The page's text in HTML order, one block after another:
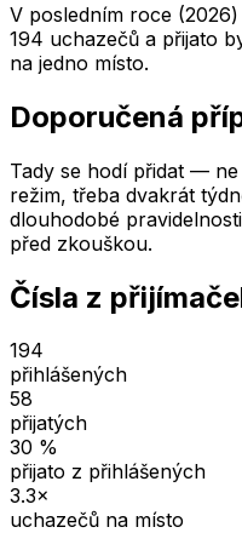
V posledním roce
194 uchazečů a přijato
na jedno místo.
Doporučená
Tady se hodí přidat —
režim, třeba dvakrát
dlouhodobé
před zkouškou.
Čísla z
194
přihlášených
58
přijatých
30 %
přijato z přihlášených
3.3×
uchazečů na místo